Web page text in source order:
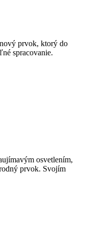
prvok, ktorý do
spracovanie.
osvetlením,
prvok. Svojím